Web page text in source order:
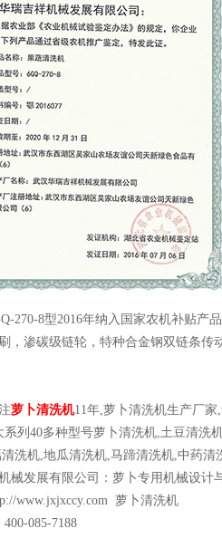
270-8型2016年纳入国家农机补贴产
，渗碳级链轮，特种合金钢双链条传
萝卜清洗机11年,萝卜清洗机生产厂
系列40多种型号萝卜清洗机,土豆清洗
洗机,地瓜清洗机,马蹄清洗机,中药清
械发展有限公司：萝卜专用机械设计
www.jxjxccy.com 萝卜清洗机
085-7188